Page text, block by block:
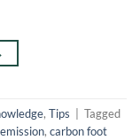
, Tips
Tagged
, carbon foot